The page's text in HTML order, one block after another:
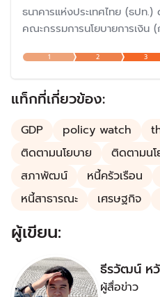
ธนาคารแห่งประเทศไทย (ธปท.)
คณะกรรมการนโยบายการเงิน
บริการ ไม่ให้เปลี่ยนแปลงเร็วเ
ยกนง.มีการตั้งขึ้นเมื่อปี 2551 ท
องไทย "ก้าวสู่ยุคใหม่"
1 2 3
แท็กที่เกี่ยวข้อง:
GDP policy watch
ติดตามนโยบาย
ติดตามนโ
สภาพัฒน์
หนี้ครัวเรือน
หนี้สาธารณะ
เศรษฐกิจ
ผู้เขียน:
ธีรวัฒน์ ห
ผู้สื่อข่าว